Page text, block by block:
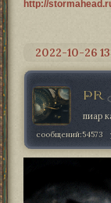
http://
2022-10-26
PR
пиар
сообщений:54573